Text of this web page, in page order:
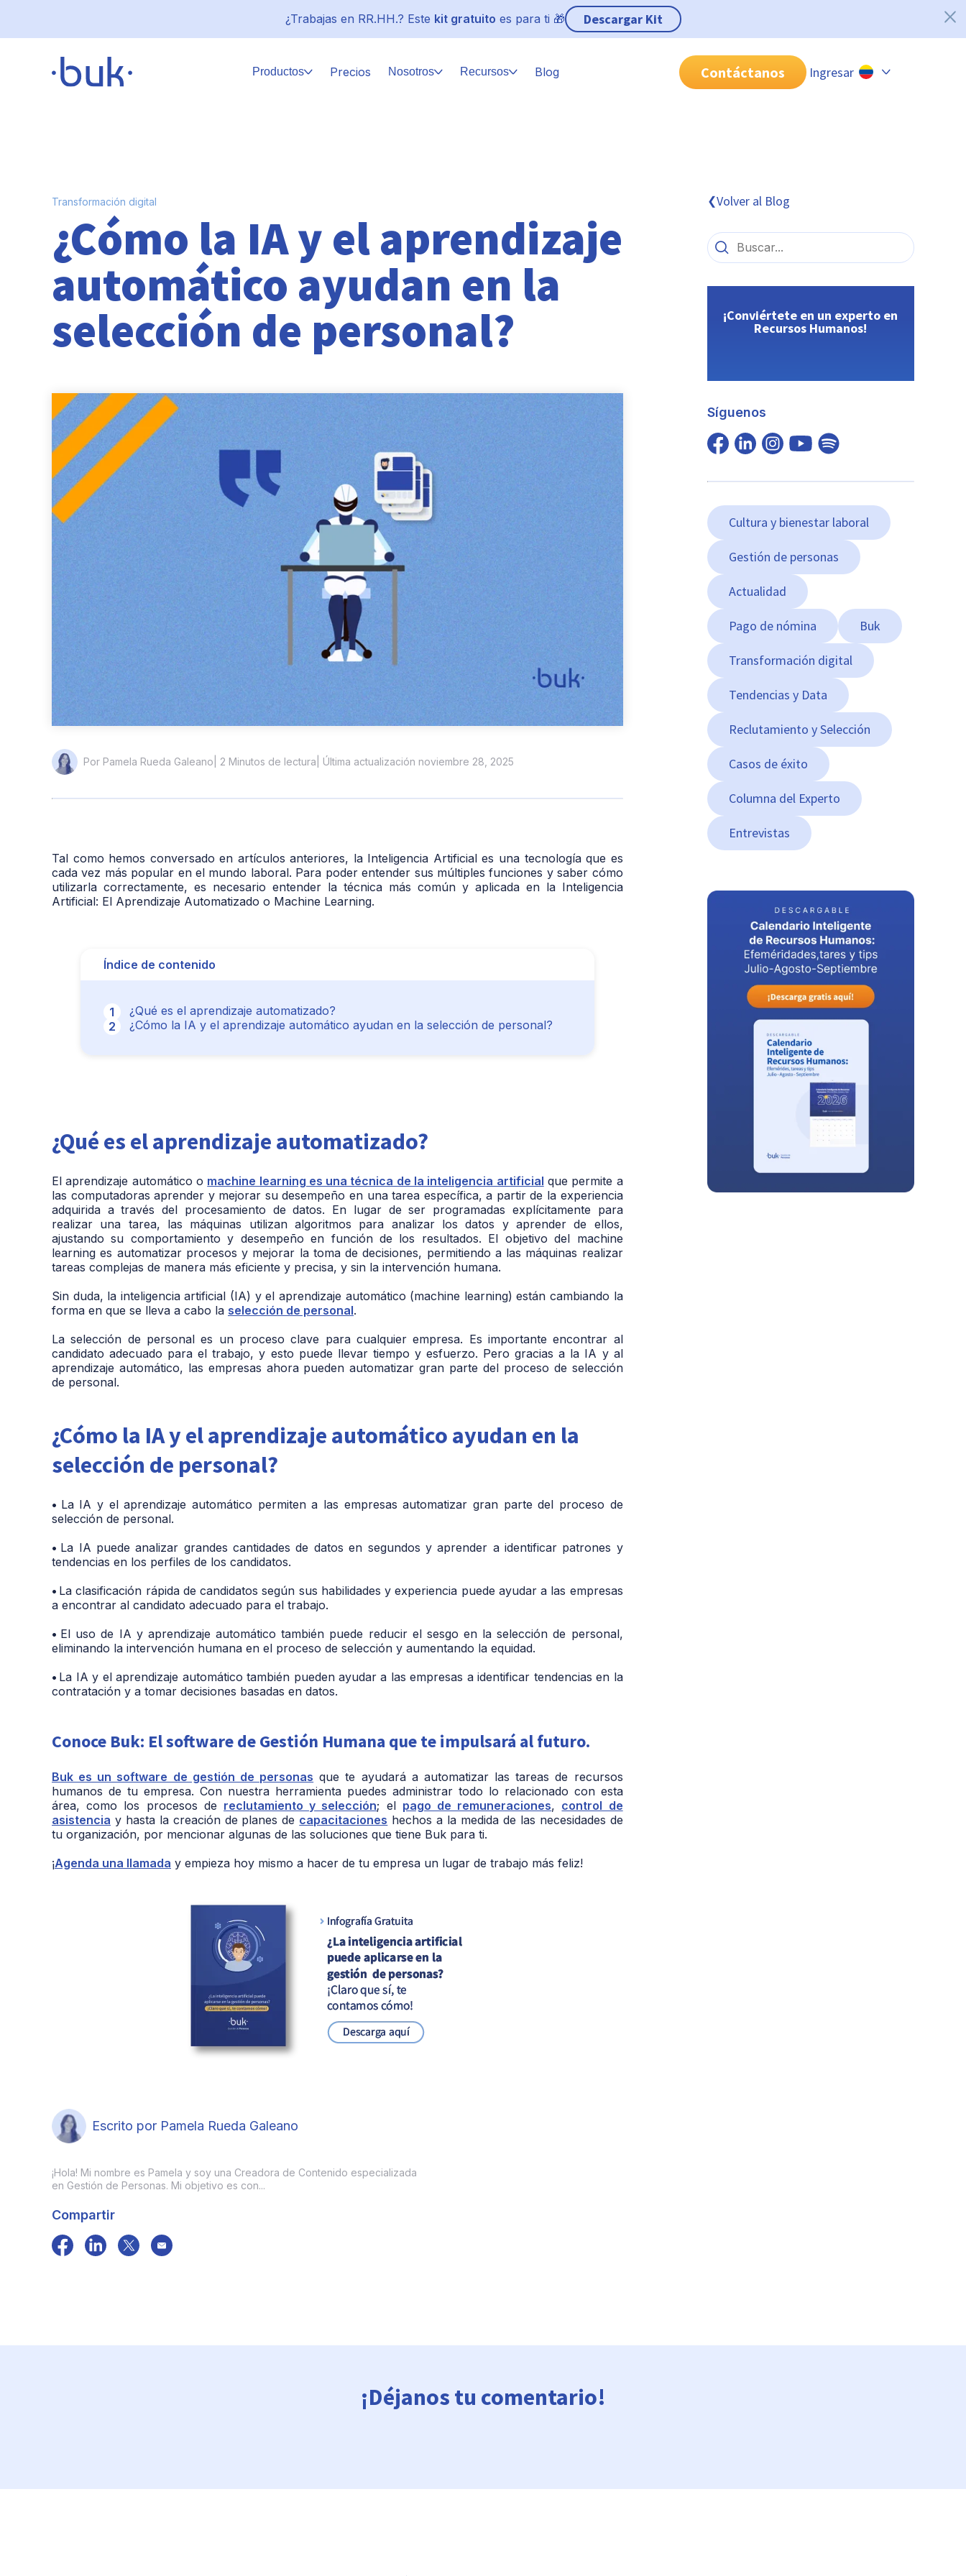
¿Trabajas en RR.HH.? Este kit gratuito es para ti 🎁 Descargar Kit
Productos Precios Nosotros Recursos Blog Contáctanos Ingresar
Transformación digital
¿Cómo la IA y el aprendizaje
automático ayudan en la
selección de personal?
Por Pamela Rueda Galeano | 2 Minutos de lectura | Última actualización noviembre 28, 2025
Tal como hemos conversado en artículos anteriores, la Inteligencia Artificial es una tecnología que es
cada vez más popular en el mundo laboral. Para poder entender sus múltiples funciones y saber cómo
utilizarla correctamente, es necesario entender la técnica más común y aplicada en la Inteligencia
Artificial: El Aprendizaje Automatizado o Machine Learning.
Índice de contenido
¿Qué es el aprendizaje automatizado?
¿Cómo la IA y el aprendizaje automático ayudan en la selección de personal?
¿Qué es el aprendizaje automatizado?
El aprendizaje automático o machine learning es una técnica de la inteligencia artificial que permite a
las computadoras aprender y mejorar su desempeño en una tarea específica, a partir de la experiencia
adquirida a través del procesamiento de datos. En lugar de ser programadas explícitamente para
realizar una tarea, las máquinas utilizan algoritmos para analizar los datos y aprender de ellos,
ajustando su comportamiento y desempeño en función de los resultados. El objetivo del machine
learning es automatizar procesos y mejorar la toma de decisiones, permitiendo a las máquinas realizar
tareas complejas de manera más eficiente y precisa, y sin la intervención humana.
Sin duda, la inteligencia artificial (IA) y el aprendizaje automático (machine learning) están cambiando la
forma en que se lleva a cabo la selección de personal.
La selección de personal es un proceso clave para cualquier empresa. Es importante encontrar al
candidato adecuado para el trabajo, y esto puede llevar tiempo y esfuerzo. Pero gracias a la IA y al
aprendizaje automático, las empresas ahora pueden automatizar gran parte del proceso de selección
de personal.
¿Cómo la IA y el aprendizaje automático ayudan en la
selección de personal?
• La IA y el aprendizaje automático permiten a las empresas automatizar gran parte del proceso de
selección de personal.
• La IA puede analizar grandes cantidades de datos en segundos y aprender a identificar patrones y
tendencias en los perfiles de los candidatos.
• La clasificación rápida de candidatos según sus habilidades y experiencia puede ayudar a las empresas
a encontrar al candidato adecuado para el trabajo.
• El uso de IA y aprendizaje automático también puede reducir el sesgo en la selección de personal,
eliminando la intervención humana en el proceso de selección y aumentando la equidad.
• La IA y el aprendizaje automático también pueden ayudar a las empresas a identificar tendencias en la
contratación y a tomar decisiones basadas en datos.
Conoce Buk: El software de Gestión Humana que te impulsará al futuro.
Buk es un software de gestión de personas que te ayudará a automatizar las tareas de recursos
humanos de tu empresa. Con nuestra herramienta puedes administrar todo lo relacionado con esta
área, como los procesos de reclutamiento y selección; el pago de remuneraciones, control de
asistencia y hasta la creación de planes de capacitaciones hechos a la medida de las necesidades de
tu organización, por mencionar algunas de las soluciones que tiene Buk para ti.
¡Agenda una llamada y empieza hoy mismo a hacer de tu empresa un lugar de trabajo más feliz!
Escrito por Pamela Rueda Galeano
¡Hola! Mi nombre es Pamela y soy una Creadora de Contenido especializada
en Gestión de Personas. Mi objetivo es con...
Compartir
❮Volver al Blog
¡Conviértete en un experto en
Recursos Humanos!
Síguenos
Cultura y bienestar laboral
Gestión de personas
Actualidad
Pago de nómina Buk
Transformación digital
Tendencias y Data
Reclutamiento y Selección
Casos de éxito
Columna del Experto
Entrevistas
¡Déjanos tu comentario!